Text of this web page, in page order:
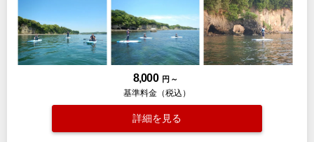
8,000 円 ～
基準料金（税込）
詳細を見る